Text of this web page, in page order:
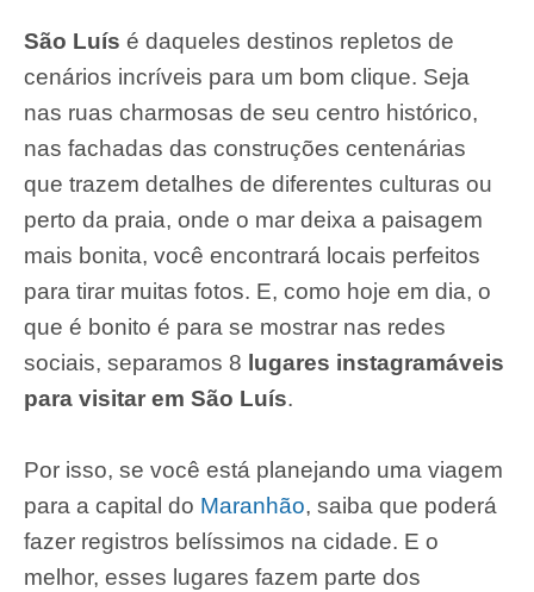
São Luís é daqueles destinos repletos de
cenários incríveis para um bom clique. Seja
nas ruas charmosas de seu centro histórico,
nas fachadas das construções centenárias
que trazem detalhes de diferentes culturas ou
perto da praia, onde o mar deixa a paisagem
mais bonita, você encontrará locais perfeitos
para tirar muitas fotos. E, como hoje em dia, o
que é bonito é para se mostrar nas redes
sociais, separamos 8 lugares instagramáveis
para visitar em São Luís.
Por isso, se você está planejando uma viagem
para a capital do Maranhão, saiba que poderá
fazer registros belíssimos na cidade. E o
melhor, esses lugares fazem parte dos